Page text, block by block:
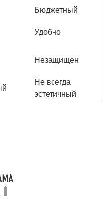
Бюджетный
Удобно
Незащищен
Не всегда
эстетичный